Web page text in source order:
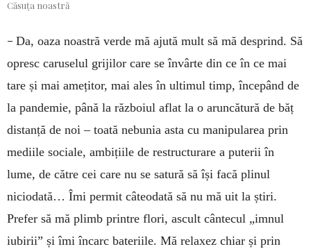
Căsuța noastră
– Da, oaza noastră verde mă ajută mult să mă desprind. Să
opresc caruselul grijilor care se învârte din ce în ce mai
tare și mai amețitor, mai ales în ultimul timp, începând de
la pandemie, până la războiul aflat la o aruncătură de băț
distanță de noi – toată nebunia asta cu manipularea prin
mediile sociale, ambițiile de restructurare a puterii în
lume, de către cei care nu se satură să își facă plinul
niciodată… Îmi permit câteodată să nu mă uit la știri.
Prefer să mă plimb printre flori, ascult cântecul „imnul
iubirii” și îmi încarc bateriile. Mă relaxez chiar și prin